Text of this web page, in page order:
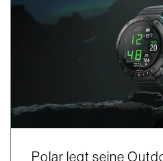
Polar legt seine